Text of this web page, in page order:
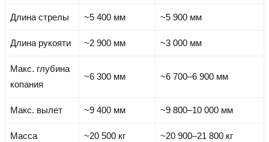
Длина стрелы ~5 400 мм ~5 900 мм
Длина рукояти ~2 900 мм ~3 000 мм
Макс. глубина
копания
~6 300 мм ~6 700–6 900 мм
Макс. вылет ~9 400 мм ~9 800–10 000 мм
Масса ~20 500 кг ~20 900–21 800 кг